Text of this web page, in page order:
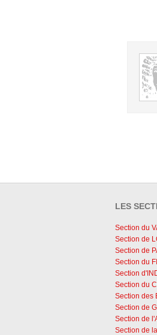
LES
Section du
Section de
Section de
Section du
Section
Section du
Section des
Section de
Section de
Section de